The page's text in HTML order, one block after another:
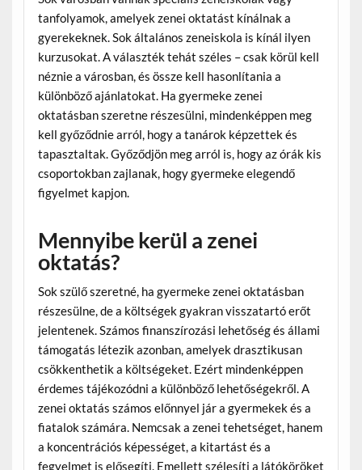
tanfolyamok, amelyek zenei oktatást kínálnak a
gyerekeknek. Sok általános zeneiskola is kínál ilyen
kurzusokat. A választék tehát széles – csak körül kell
néznie a városban, és össze kell hasonlítania a
különböző ajánlatokat. Ha gyermeke zenei
oktatásban szeretne részesülni, mindenképpen meg
kell győződnie arról, hogy a tanárok képzettek és
tapasztaltak. Győződjön meg arról is, hogy az órák kis
csoportokban zajlanak, hogy gyermeke elegendő
figyelmet kapjon.
Mennyibe kerül a zenei
oktatás?
Sok szülő szeretné, ha gyermeke zenei oktatásban
részesülne, de a költségek gyakran visszatartó erőt
jelentenek. Számos finanszírozási lehetőség és állami
támogatás létezik azonban, amelyek drasztikusan
csökkenthetik a költségeket. Ezért mindenképpen
érdemes tájékozódni a különböző lehetőségekről. A
zenei oktatás számos előnnyel jár a gyermekek és a
fiatalok számára. Nemcsak a zenei tehetséget, hanem
a koncentrációs képességet, a kitartást és a
fegyelmet is elősegíti. Emellett szélesíti a látóköröket